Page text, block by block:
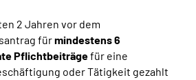
2 Jahren vor dem
fürmindestens 6
Pflichtbeiträgefür eine
oder Tätigkeit gezahlt